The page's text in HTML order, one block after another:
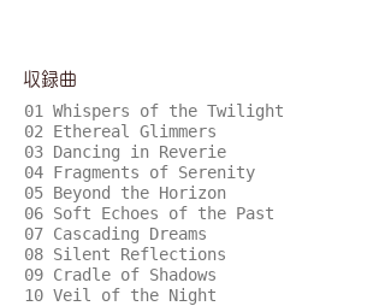
​収録曲
01 Whispers of the Twilight
02 Ethereal Glimmers
03 Dancing in Reverie
04 Fragments of Serenity
05 Beyond the Horizon
06 Soft Echoes of the Past
07 Cascading Dreams
08 Silent Reflections
09 Cradle of Shadows
10 Veil of the Night